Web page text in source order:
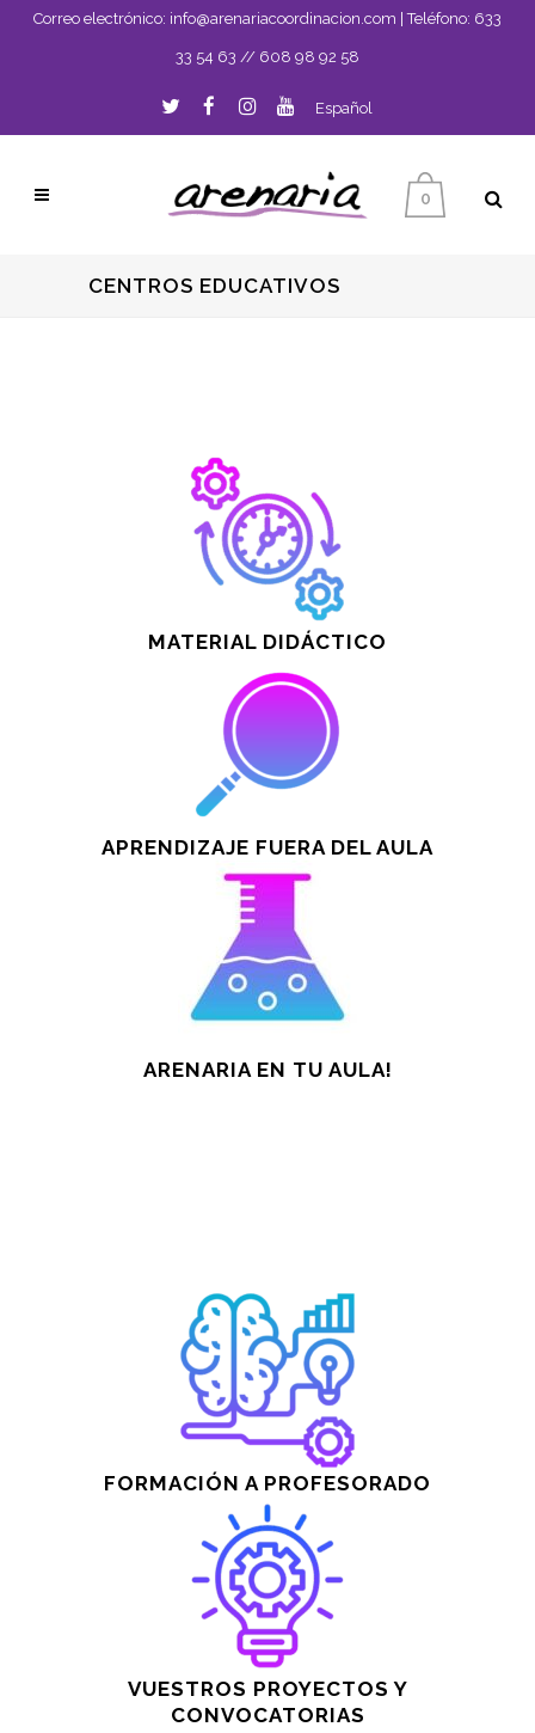
Correo electrónico: info@arenariacoordinacion.com | Teléfono: 633
33 54 63 // 608 98 92 58
Español
0
CENTROS EDUCATIVOS
MATERIAL DIDÁCTICO
APRENDIZAJE FUERA DEL AULA
ARENARIA EN TU AULA!
FORMACIÓN A PROFESORADO
VUESTROS PROYECTOS Y
CONVOCATORIAS